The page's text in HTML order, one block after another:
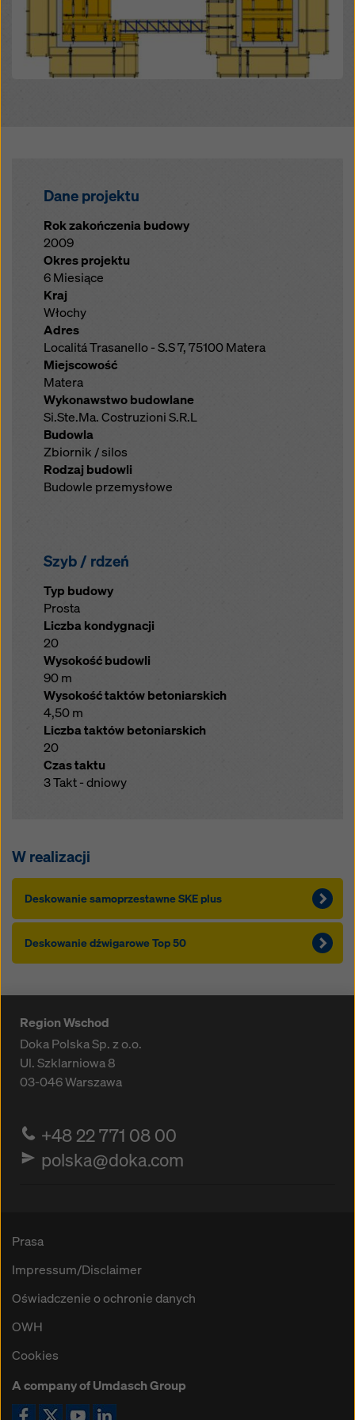
Dane projektu
Rok zakończenia budowy
2009
Okres projektu
6 Miesiące
Kraj
Włochy
Adres
Localitá Trasanello - S.S 7, 75100 Matera
Miejscowość
Matera
Wykonawstwo budowlane
Si.Ste.Ma. Costruzioni S.R.L
Budowla
Zbiornik / silos
Rodzaj budowli
Budowle przemysłowe
Szyb / rdzeń
Typ budowy
Prosta
Liczba kondygnacji
20
Wysokość budowli
90 m
Wysokość taktów betoniarskich
4,50 m
Liczba taktów betoniarskich
20
Czas taktu
3 Takt - dniowy
W realizacji
Deskowanie samoprzestawne SKE plus
Deskowanie dźwigarowe Top 50
Region Wschod
Doka Polska Sp. z o.o.
Ul. Szklarniowa 8
03-046Warszawa
+48 22 771 08 00
polska@doka.com
Prasa
Impressum/Disclaimer
Oświadczenie o ochronie danych
OWH
Cookies
A company of Umdasch Group
Ikona Facebook
Ikona XIkona YouTube
Ikona LinkedIn